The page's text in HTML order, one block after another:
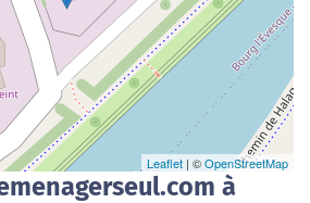
Leaflet | ©OpenStreetMap
à